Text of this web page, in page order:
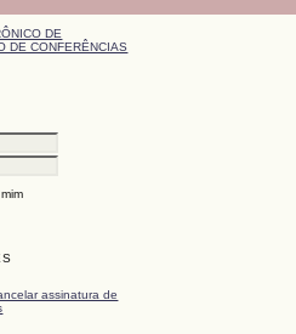
DE
DE CONFERÊNCIAS
assinatura de